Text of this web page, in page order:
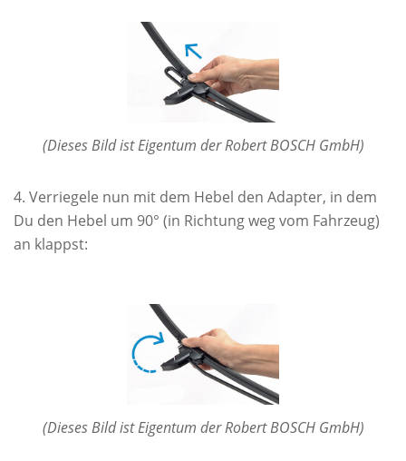
(Dieses Bild ist Eigentum der Robert BOSCH GmbH)
Verriegele nun mit dem Hebel den Adapter, in dem
Du den Hebel um 90° (in Richtung weg vom Fahrzeug)
an klappst:
(Dieses Bild ist Eigentum der Robert BOSCH GmbH)